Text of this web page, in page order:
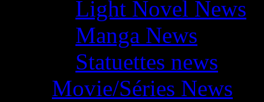
Light Novel News
Manga News
Statuettes news
Movie/Séries News